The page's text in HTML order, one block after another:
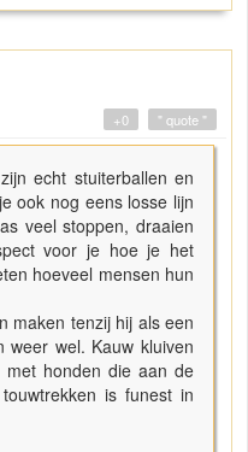
" quote "
+0
echt stuiterballen en
ook nog eens losse lijn
veel stoppen, draaien
voor je hoe je het
hoeveel mensen hun
maken tenzij hij als een
weer wel. Kauw kluiven
honden die aan de
is funest in